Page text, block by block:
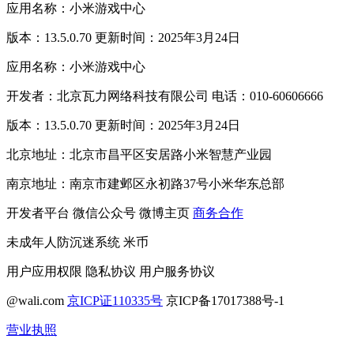
应用名称：小米游戏中心
版本：13.5.0.70 更新时间：2025年3月24日
应用名称：小米游戏中心
开发者：北京瓦力网络科技有限公司 电话：010-60606666
版本：13.5.0.70 更新时间：2025年3月24日
北京地址：北京市昌平区安居路小米智慧产业园
南京地址：南京市建邺区永初路37号小米华东总部
开发者平台 微信公众号 微博主页 商务合作
未成年人防沉迷系统 米币
用户应用权限 隐私协议 用户服务协议
@wali.com 京ICP证110335号 京ICP备17017388号-1
营业执照